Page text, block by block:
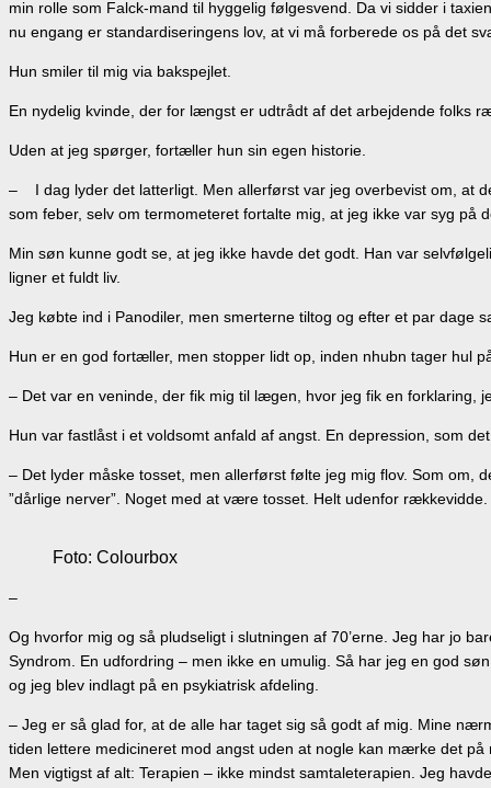
min rolle som Falck-mand til hyggelig følgesvend. Da vi sidder i
nu engang er standardiseringens lov, at vi må forberede os på det
Hun smiler til mig via bakspejlet.
En nydelig kvinde, der for længst er udtrådt af det arbejdende folks
Uden at jeg spørger, fortæller hun sin egen historie.
– I dag lyder det latterligt. Men allerførst var jeg overbevist om, at
som feber, selv om termometeret fortalte mig, at jeg ikke var syg på
Min søn kunne godt se, at jeg ikke havde det godt. Han var
ligner et fuldt liv.
Jeg købte ind i Panodiler, men smerterne tiltog og efter et par
Hun er en god fortæller, men stopper lidt op, inden nhubn tager hul
– Det var en veninde, der fik mig til lægen, hvor jeg fik en forklaring,
Hun var fastlåst i et voldsomt anfald af angst. En depression, som
– Det lyder måske tosset, men allerførst følte jeg mig flov. Som om,
”dårlige nerver”. Noget med at være tosset. Helt udenfor
Foto: Colourbox
–
Og hvorfor mig og så pludseligt i slutningen af 70’erne. Jeg har jo
Syndrom. En udfordring – men ikke en umulig. Så har jeg en god
og jeg blev indlagt på en psykiatrisk afdeling.
– Jeg er så glad for, at de alle har taget sig så godt af mig. Mine
tiden lettere medicineret mod angst uden at nogle kan mærke det
Men vigtigst af alt: Terapien – ikke mindst samtaleterapien. Jeg